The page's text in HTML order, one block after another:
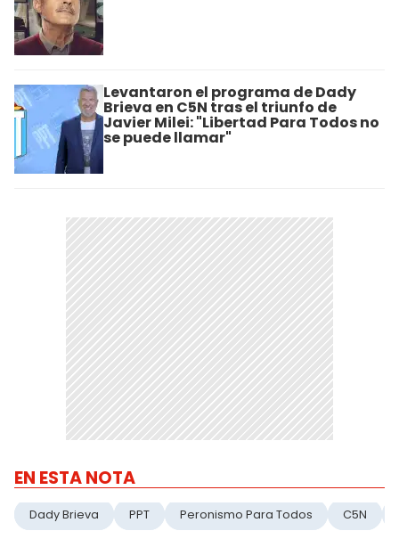
Levantaron el programa de Dady
Brieva en C5N tras el triunfo de
Javier Milei: "Libertad Para Todos no
se puede llamar"
EN ESTA NOTA
Dady Brieva PPT Peronismo Para Todos C5N